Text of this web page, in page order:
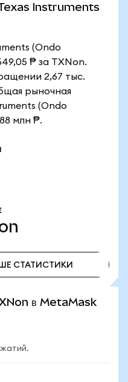
Texas Instruments
(Ondo
₱ за TXNon.
2,67 тыс.
рыночная
(Ondo
млн ₱.
СТАТИСТИКИ
в MetaMask